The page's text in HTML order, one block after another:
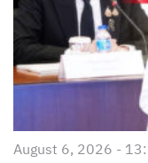
August 6, 2026 -